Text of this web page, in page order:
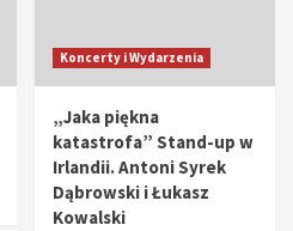
Koncerty i Wydarzenia
„Jaka piękna
katastrofa” Stand-up w
Irlandii. Antoni Syrek
Dąbrowski i Łukasz
Kowalski